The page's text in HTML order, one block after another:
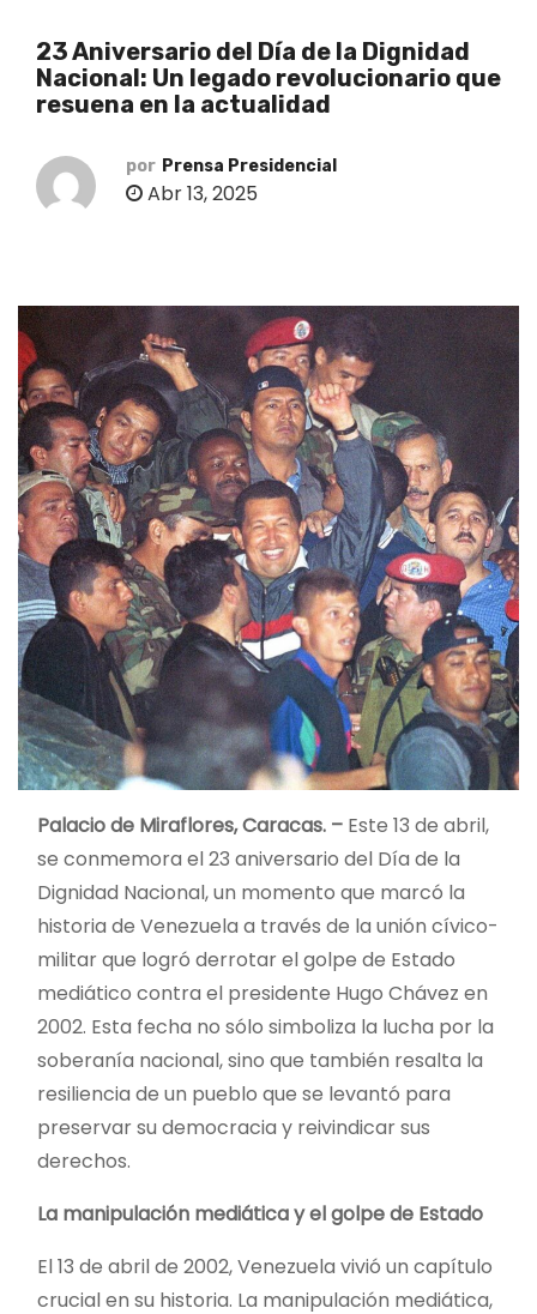
23 Aniversario del Día de la Dignidad
Nacional: Un legado revolucionario que
resuena en la actualidad
por Prensa Presidencial
Abr 13, 2025
Palacio de Miraflores, Caracas. – Este 13 de abril,
se conmemora el 23 aniversario del Día de la
Dignidad Nacional, un momento que marcó la
historia de Venezuela a través de la unión cívico-
militar que logró derrotar el golpe de Estado
mediático contra el presidente Hugo Chávez en
2002. Esta fecha no sólo simboliza la lucha por la
soberanía nacional, sino que también resalta la
resiliencia de un pueblo que se levantó para
preservar su democracia y reivindicar sus
derechos.
La manipulación mediática y el golpe de Estado
El 13 de abril de 2002, Venezuela vivió un capítulo
crucial en su historia. La manipulación mediática,